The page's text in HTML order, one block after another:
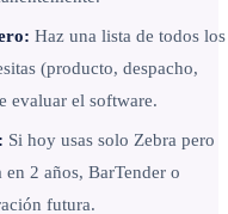
Haz una lista de todos los
(producto, despacho,
evaluar el software.
Si hoy usas solo Zebra pero
2 años, BarTender o
futura.